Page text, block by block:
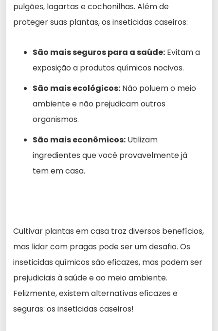
pulgões, lagartas e cochonilhas. Além de
proteger suas plantas, os inseticidas caseiros:
São mais seguros para a saúde: Evitam a
exposição a produtos químicos nocivos.
São mais ecológicos: Não poluem o meio
ambiente e não prejudicam outros
organismos.
São mais econômicos: Utilizam
ingredientes que você provavelmente já
tem em casa.
Cultivar plantas em casa traz diversos benefícios,
mas lidar com pragas pode ser um desafio. Os
inseticidas químicos são eficazes, mas podem ser
prejudiciais à saúde e ao meio ambiente.
Felizmente, existem alternativas eficazes e
seguras: os inseticidas caseiros!